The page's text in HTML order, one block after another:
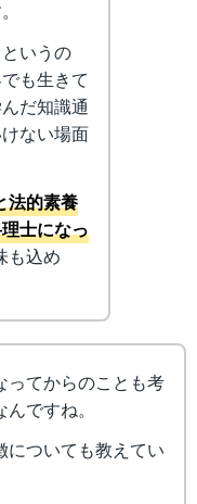
いうの
も生きて
だ知識通
ない場面
法的素養
士になっ
も込め
ってからのことも考
ですね。
についても教えてい